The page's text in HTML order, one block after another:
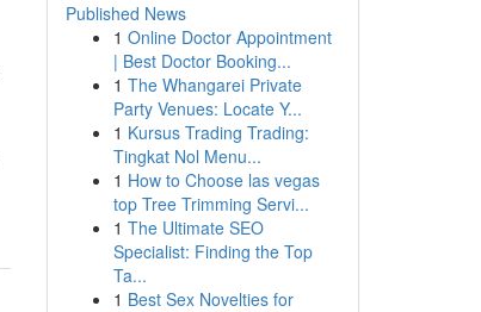
Published News
1 Online Doctor Appointment
| Best Doctor Booking...
1 The Whangarei Private
Party Venues: Locate Y...
1 Kursus Trading Trading:
Tingkat Nol Menu...
1 How to Choose las vegas
top Tree Trimming Servi...
1 The Ultimate SEO
Specialist: Finding the Top
Ta...
1 Best Sex Novelties for